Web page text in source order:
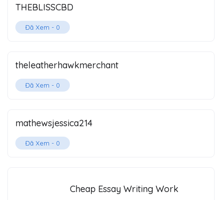
THEBLISSCBD
Đã Xem - 0
theleatherhawkmerchant
Đã Xem - 0
mathewsjessica214
Đã Xem - 0
Cheap Essay Writing Work